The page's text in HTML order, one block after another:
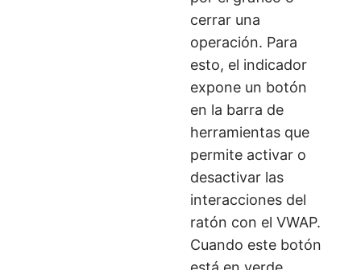
cerrar una
operación. Para
esto, el indicador
expone un botón
en la barra de
herramientas que
permite activar o
desactivar las
interacciones del
ratón con el VWAP.
Cuando este botón